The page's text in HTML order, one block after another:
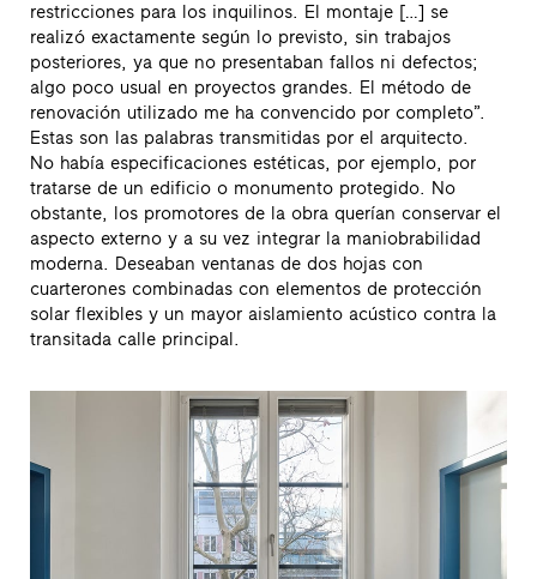
restricciones para los inquilinos. El montaje […] se
realizó exactamente según lo previsto, sin trabajos
posteriores, ya que no presentaban fallos ni defectos;
algo poco usual en proyectos grandes. El método de
renovación utilizado me ha convencido por completo”.
Estas son las palabras transmitidas por el arquitecto.
No había especificaciones estéticas, por ejemplo, por
tratarse de un edificio o monumento protegido. No
obstante, los promotores de la obra querían conservar el
aspecto externo y a su vez integrar la maniobrabilidad
moderna. Deseaban ventanas de dos hojas con
cuarterones combinadas con elementos de protección
solar flexibles y un mayor aislamiento acústico contra la
transitada calle principal.